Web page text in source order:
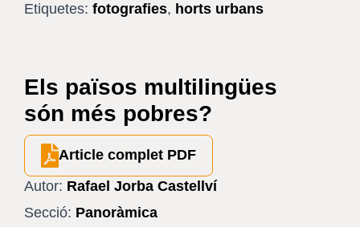
Etiquetes: fotografies, horts urbans
Els països multilingües
són més pobres?
Article complet PDF
Autor: Rafael Jorba Castellví
Secció: Panoràmica